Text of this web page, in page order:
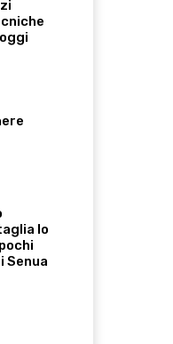
lo
Senua